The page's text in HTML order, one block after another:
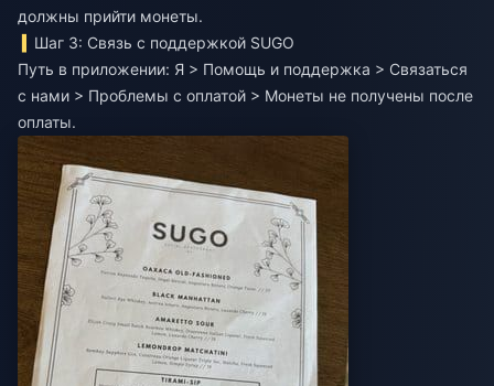
должны прийти монеты.
Шаг 3: Связь с поддержкой SUGO
Путь в приложении: Я > Помощь и поддержка > Связаться
с нами > Проблемы с оплатой > Монеты не получены после
оплаты.